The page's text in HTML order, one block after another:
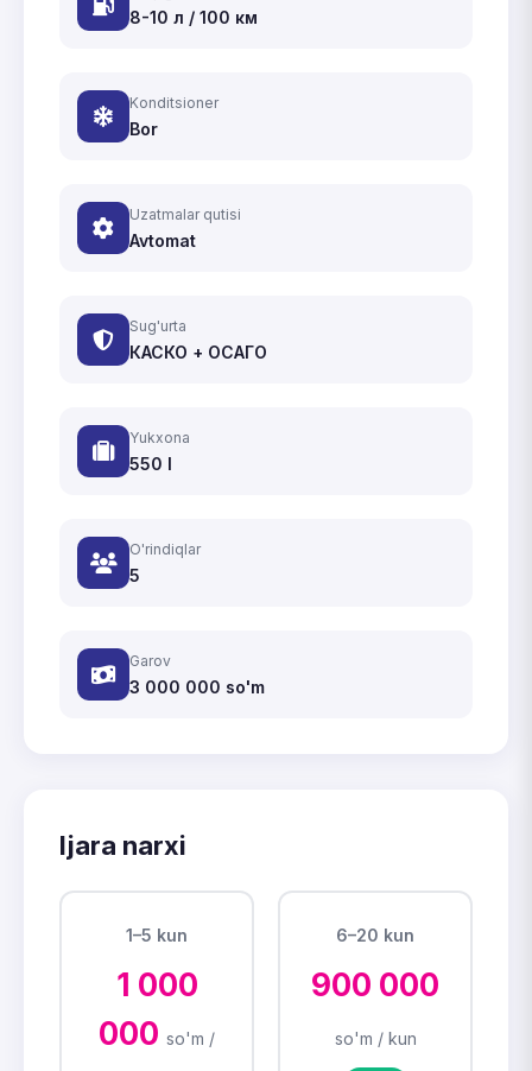
8-10 л / 100 км
Konditsioner
Bor
Uzatmalar qutisi
Avtomat
Sug'urta
КАСКО + ОСАГО
Yukxona
550 l
O'rindiqlar
5
Garov
3 000 000 so'm
Ijara narxi
1–5 kun
1 000
000 so'm /
6–20 kun
900 000
so'm / kun